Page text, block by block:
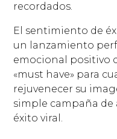
recordados.
El sentimiento de
un lanzamiento
emocional positivo
«must have» para
rejuvenecer su
simple campaña
éxito viral.